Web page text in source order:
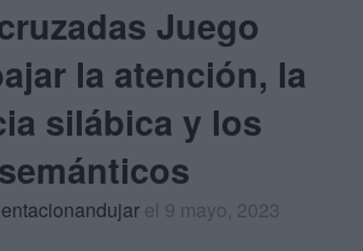
Juego
la atención, la
silábica y los
el 9 mayo, 2023